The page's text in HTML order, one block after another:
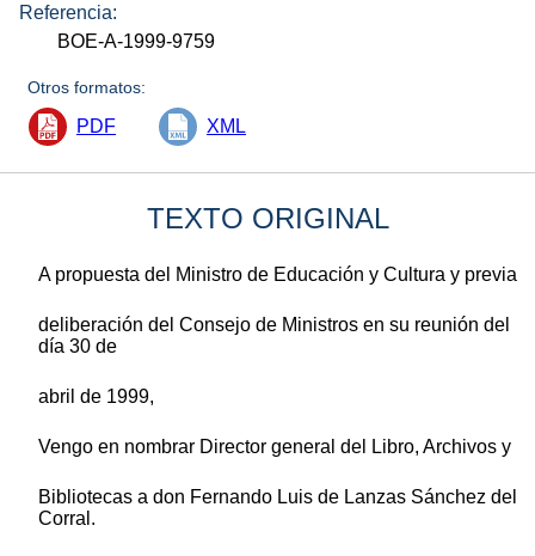
Referencia:
BOE-A-1999-9759
Otros formatos:
PDF XML
TEXTO ORIGINAL
A propuesta del Ministro de Educación y Cultura y previa
deliberación del Consejo de Ministros en su reunión del
día 30 de
abril de 1999,
Vengo en nombrar Director general del Libro, Archivos y
Bibliotecas a don Fernando Luis de Lanzas Sánchez del
Corral.